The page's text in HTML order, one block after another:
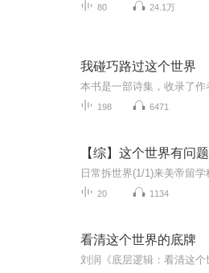
80 24.1万
我碰巧路过这个世界
198 6471
【综】这个世界有问题
20 1134
看清这个世界的底牌